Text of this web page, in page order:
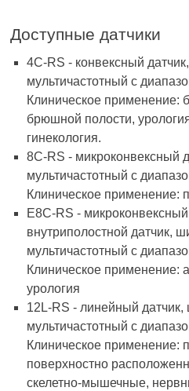
Доступные датчики
4C-RS - конвексный
мультичастотный с
Клиническое применение:
брюшной полости,
гинекология.
8C-RS - микроконвексный
мультичастотный с
Клиническое применение:
E8C-RS -
внутриполостной датчик,
мультичастотный с
Клиническое применение:
урология
12L-RS - линейный
мультичастотный с
Клиническое применение:
поверхностно
скелетно-мышечные,